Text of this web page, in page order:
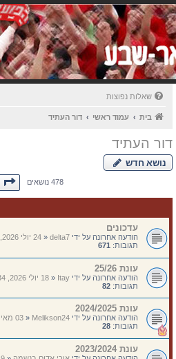
שאלות נפוצות
בית עמוד ראשי דור העתיד
דור העתיד
נושא חדש
478 נושאיםדף1מתוך20
עדכונים
הודעה אחרונה על ידי delta7
«24 יולי 2026, 18:57
תגובות: 671
עונת 25/26
הודעה אחרונה על ידי Itay
«18 יולי 2026, 15:34
תגובות: 82
עונת 2024/2025
הודעה אחרונה על ידי Melikson24
«03 מאי 2025, 16:02
תגובות: 28
עונת 2023/2024